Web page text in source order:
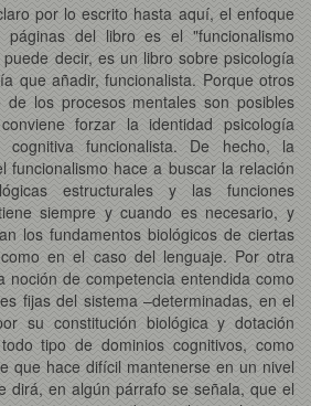
por lo escrito hasta aquí, el enfoque
del libro es el "funcionalismo
decir, es un libro sobre psicología
que añadir, funcionalista. Porque otros
los procesos mentales son posibles
forzar la identidad psicología
cognitiva funcionalista. De hecho, la
funcionalismo hace a buscar la relación
estructurales y las funciones
siempre y cuando es necesario, y
los fundamentos biológicos de ciertas
en el caso del lenguaje. Por otra
noción de competencia entendida como
fijas del sistema –determinadas, en el
su constitución biológica y dotación
tipo de dominios cognitivos, como
que hace difícil mantenerse en un nivel
dirá, en algún párrafo se señala, que el